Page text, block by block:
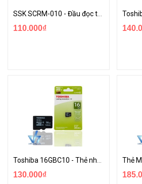
110.000₫
130.000₫